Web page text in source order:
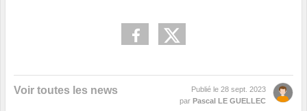
Voir toutes les news Publié le 28 sept. 2023
par Pascal LE GUELLEC